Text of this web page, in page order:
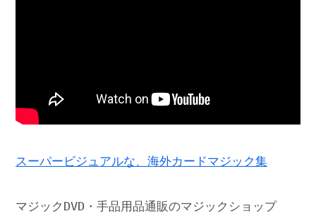
スーパービジュアルな、海外カードマジック集
マジックDVD・手品用品通販のマジックショップ